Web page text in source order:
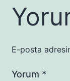
E-posta
Yorum *